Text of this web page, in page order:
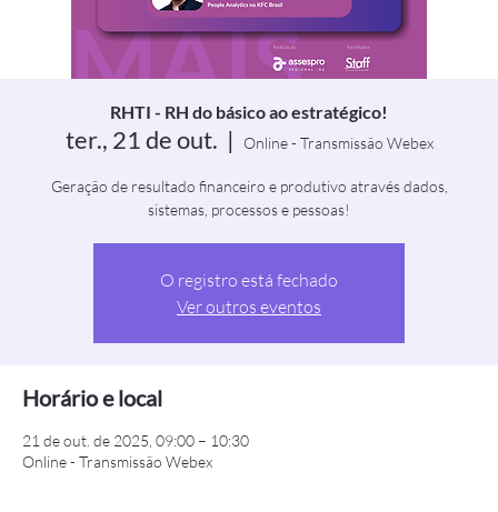
RHTI - RH do básico ao estratégico!
ter., 21 de out.
  |
Online - Transmissão Webex
Geração de resultado financeiro e produtivo através dados,
sistemas, processos e pessoas!
O registro está fechado
Ver outros eventos
Horário e local
21 de out. de 2025, 09:00 – 10:30
Online - Transmissão Webex